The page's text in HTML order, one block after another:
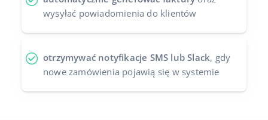
wysyłać powiadomienia do klientów
otrzymywać notyfikacje SMS lub Slack, gdy
nowe zamówienia pojawią się w systemie